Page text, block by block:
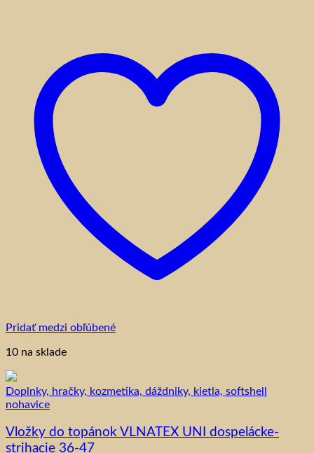
Pridať medzi obľúbené
10 na sklade
Doplnky, hračky, kozmetika, dáždniky, kietla, softshell
nohavice
Vložky do topánok VLNATEX UNI dospelácke-
strihacie 36-47